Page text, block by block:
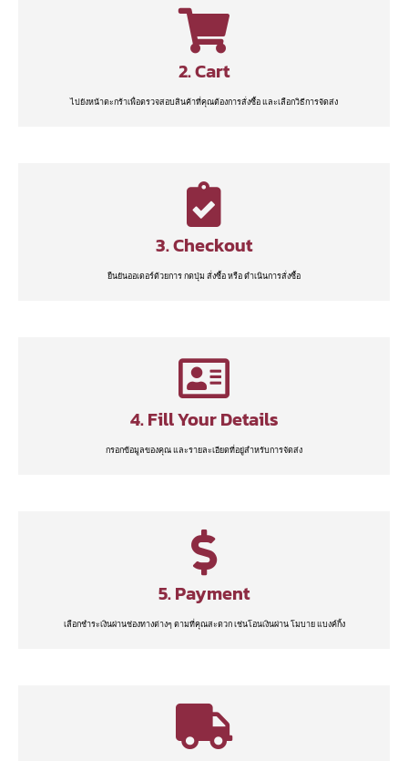
2. Cart
ไปยังหน้าตะกร้าเพื่อตรวจสอบสินค้าที่คุณต้องการสั่งซื้อ และเลือกวิธีการจัดส่ง
3. Checkout
ยืนยันออเดอร์ด้วยการ กดปุ่ม สั่งซื้อ หรือ ดำเนินการสั่งซื้อ
4. Fill Your Details
กรอกข้อมูลของคุณ และรายละเอียดที่อยู่สำหรับการจัดส่ง
5. Payment
เลือกชำระเงินผ่านช่องทางต่างๆ ตามที่คุณสะดวก เช่นโอนเงินผ่าน โมบาย แบงค์กิ้ง